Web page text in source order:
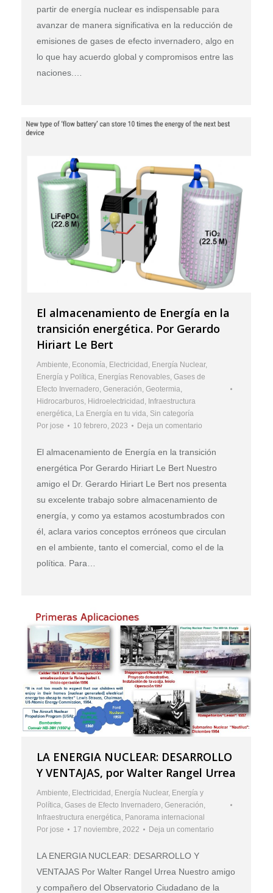
partir de energía nuclear es indispensable para
avanzar de manera significativa en la reducción de
emisiones de gases de efecto invernadero, algo en
lo que hay acuerdo global y compromisos entre las
naciones.…
El almacenamiento de Energía en la
transición energética. Por Gerardo
Hiriart Le Bert
Ambiente Economía Electricidad Energía Nuclear,
Energía y Política Energías Renovables Gases de
Efecto Invernadero Generación Geotermia
Hidrocarburos Hidroelectricidad Infraestructura
energética La Energía en tu vida Sin categoría
Por jose 10 febrero, 2023 Deja un comentario
El almacenamiento de Energía en la transición
energética Por Gerardo Hiriart Le Bert Nuestro
amigo el Dr. Gerardo Hiriart Le Bert nos presenta
su excelente trabajo sobre almacenamiento de
energía, y como ya estamos acostumbrados con
él, aclara varios conceptos erróneos que circulan
en el ambiente, tanto el comercial, como el de la
política. Para…
LA ENERGIA NUCLEAR: DESARROLLO
Y VENTAJAS, por Walter Rangel Urrea
Ambiente, Electricidad, Energía Nuclear, Energía y
Política, Gases de Efecto Invernadero, Generación,
Infraestructura energética, Panorama internacional
Por jose 17 noviembre, 2022 Deja un comentario
LA ENERGIA NUCLEAR: DESARROLLO Y
VENTAJAS Por Walter Rangel Urrea Nuestro amigo
y compañero del Observatorio Ciudadano de la